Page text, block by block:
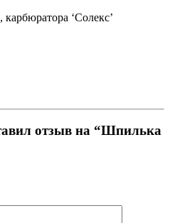
‘Солекс’
отзыв на “Шпилька